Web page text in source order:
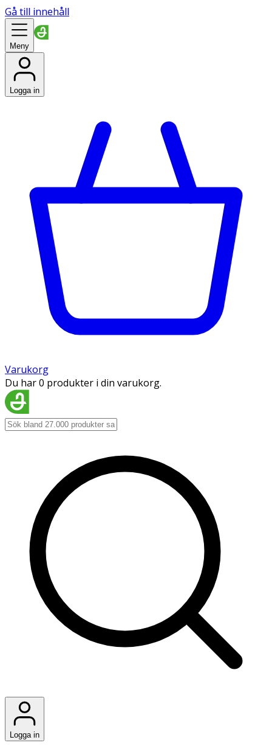
Gå till innehåll
Meny
Logga in
Varukorg
Du har 0 produkter i din varukorg.
Logga in